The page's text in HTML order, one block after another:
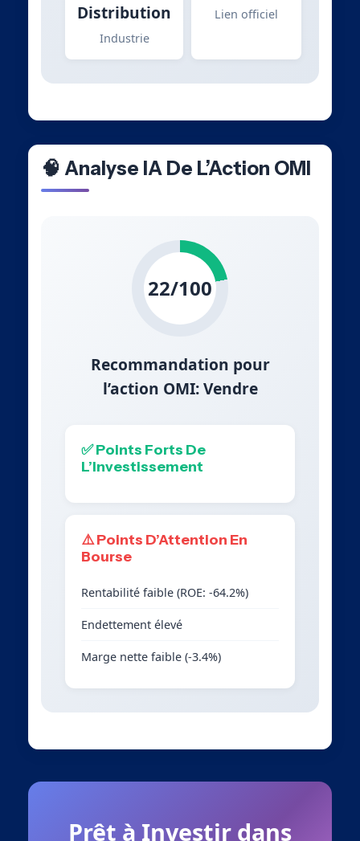
Distribution
Industrie
Lien officiel
🧠 Analyse IA De L’Action OMI
22/100
Recommandation pour
l’action OMI: Vendre
✅ Points Forts De
L’Investissement
⚠️ Points D’Attention En
Bourse
Rentabilité faible (ROE: -64.2%)
Endettement élevé
Marge nette faible (-3.4%)
Prêt à Investir dans